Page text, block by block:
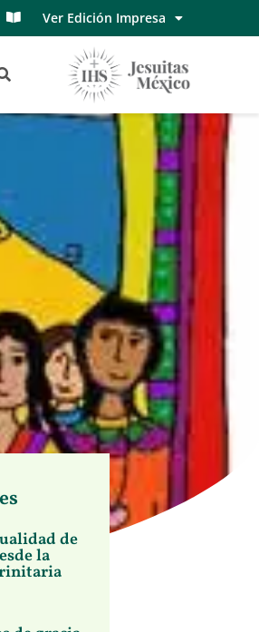
Ver Edición Impresa
de
la